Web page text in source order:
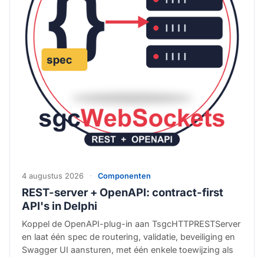
4 augustus 2026 · Componenten
REST-server + OpenAPI: contract-first
API's in Delphi
Koppel de OpenAPI-plug-in aan TsgcHTTPRESTServer
en laat één spec de routering, validatie, beveiliging en
Swagger UI aansturen, met één enkele toewijzing als